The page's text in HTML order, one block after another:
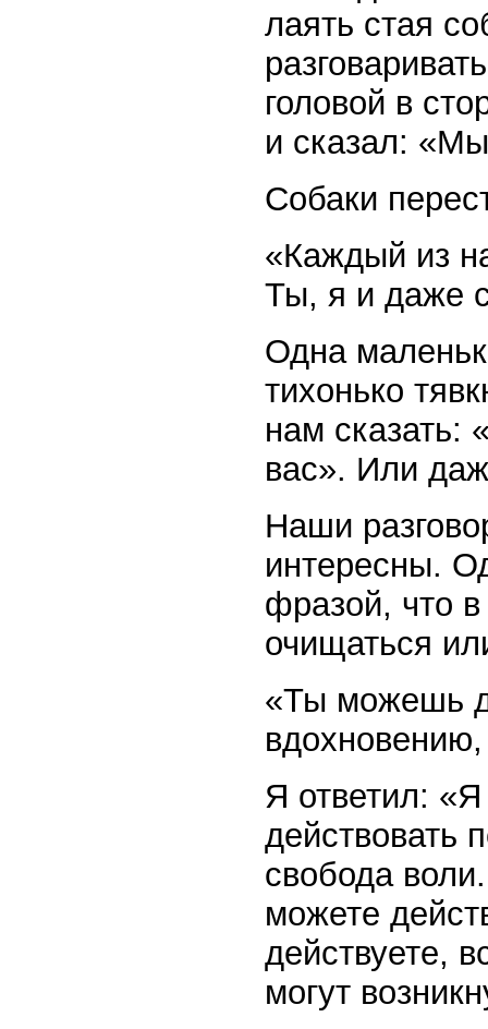
лаять стая
головой в
и сказал:
Собаки
«Каждый из
Ты, я и даже
Одна
тихонько
нам сказать:
вас». Или
Наши
интересны.
фразой, что
очищаться
«Ты можешь
Я ответил:
действовать
свобода
можете
действуете,
могут